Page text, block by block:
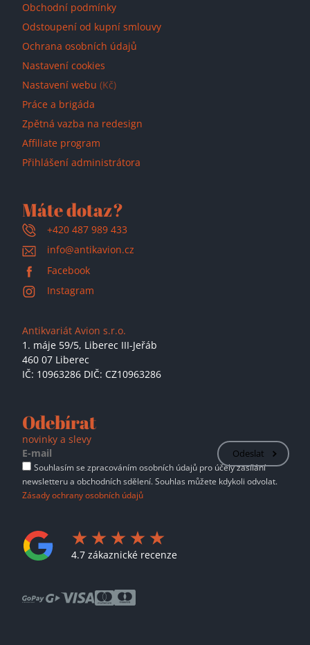
Obchodní podmínky
Odstoupení od kupní smlouvy
Ochrana osobních údajů
Nastavení cookies
Nastavení webu (Kč)
Práce a brigáda
Zpětná vazba na redesign
Affiliate program
Přihlášení administrátora
Máte dotaz?
+420 487 989 433
info@antikavion.cz
Facebook
Instagram
Antikvariát Avion s.r.o.
1. máje 59/5, Liberec III-Jeřáb
460 07 Liberec
IČ: 10963286 DIČ: CZ10963286
Odebírat
novinky a slevy
Odeslat
Souhlasím se zpracováním osobních údajů pro účely zasílání
newsletteru a obchodních sdělení. Souhlas můžete kdykoli odvolat.
Zásady ochrany osobních údajů
4.7 zákaznické recenze